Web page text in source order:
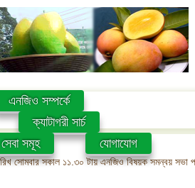
এনজিও সম্পর্কে
ক্যাটাগরী সার্চ
সেবা সমূহ যোগাযোগ
সোমবার সকাল ১১.৩০ টায় এনজিও বিষয়ক সমন্বয় সভা